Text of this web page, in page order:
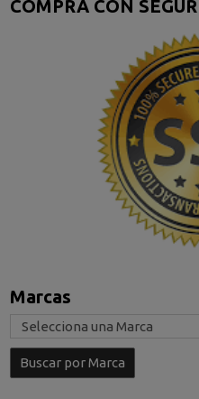
COMPRA CON
Marcas